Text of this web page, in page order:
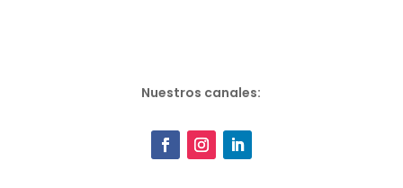
Nuestros canales: